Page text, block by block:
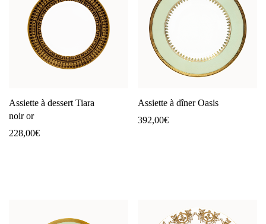
Assiette à dessert Tiara
noir or
228,00€
Assiette à dîner Oasis
392,00€